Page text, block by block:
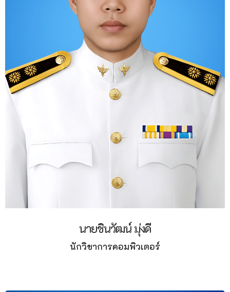
นายชินวัฒน์ มุ่งดี
นักวิชาการคอมพิวเตอร์